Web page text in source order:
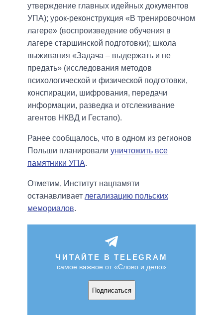
утверждение главных идейных документов
УПА); урок-реконструкция «В тренировочном
лагере» (воспроизведение обучения в
лагере старшинской подготовки); школа
выживания «Задача – выдержать и не
предать» (исследования методов
психологической и физической подготовки,
конспирации, шифрования, передачи
информации, разведка и отслеживание
агентов НКВД и Гестапо).
Ранее сообщалось, что в одном из регионов
Польши планировали уничтожить все
памятники УПА.
Отметим, Институт нацпамяти
останавливает легализацию польских
мемориалов.
ЧИТАЙТЕ В TELEGRAM
самое важное от «Слово и дело»
Подписаться